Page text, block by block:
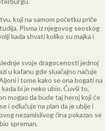
koji na samom početku priče
Pisma iz njegovog seoskog
kada shvati koliko su majka i
svoje dragocenosti jednoj
u kafanu gde sluačajno načuje
i tome kako se ona bogati na
bi je neko ubio. Čuvši to,
mogao da bude taj heroj koji će
i odlučuje na plan da je ubije i
nezamislivog čina pokazao se
spreman.